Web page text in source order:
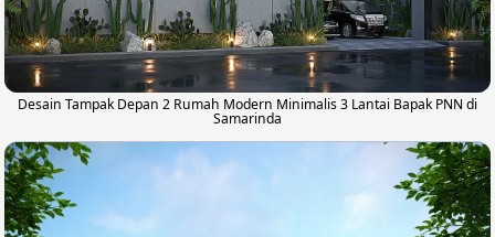
Desain Tampak Depan 2 Rumah Modern Minimalis 3 Lantai Bapak PNN di
Samarinda